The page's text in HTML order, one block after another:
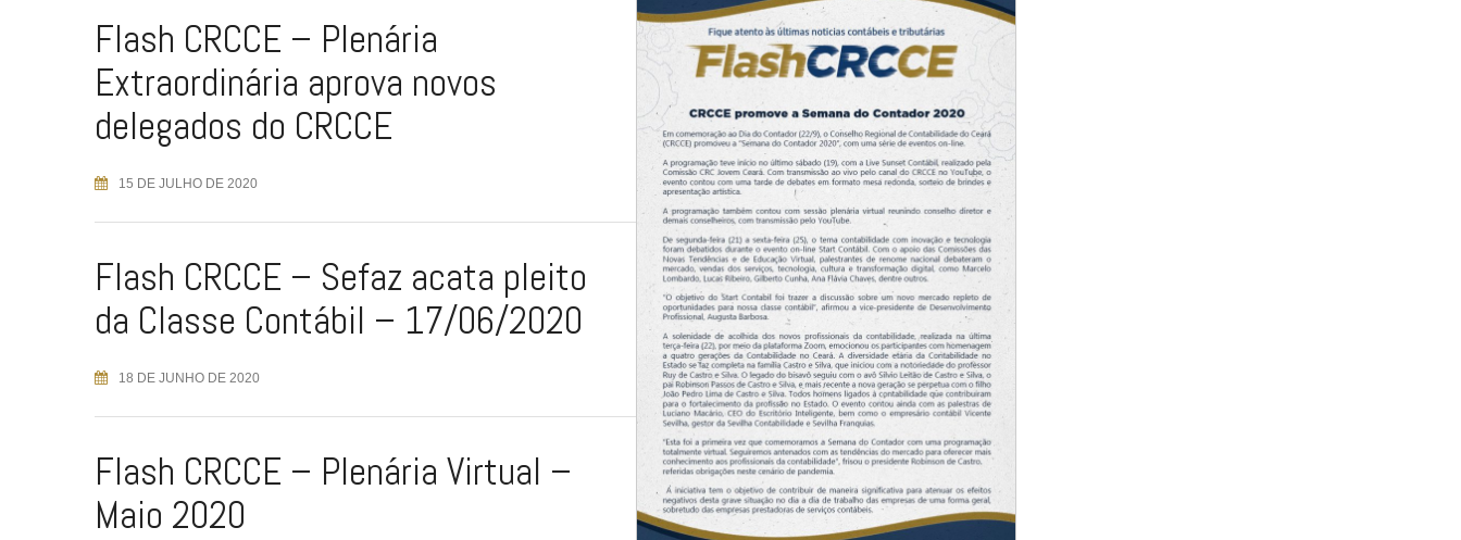
Flash CRCCE – Plenária
Extraordinária aprova novos
delegados do CRCCE
15 DE JULHO DE 2020
Flash CRCCE – Sefaz acata pleito
da Classe Contábil – 17/06/2020
18 DE JUNHO DE 2020
Flash CRCCE – Plenária Virtual –
Maio 2020